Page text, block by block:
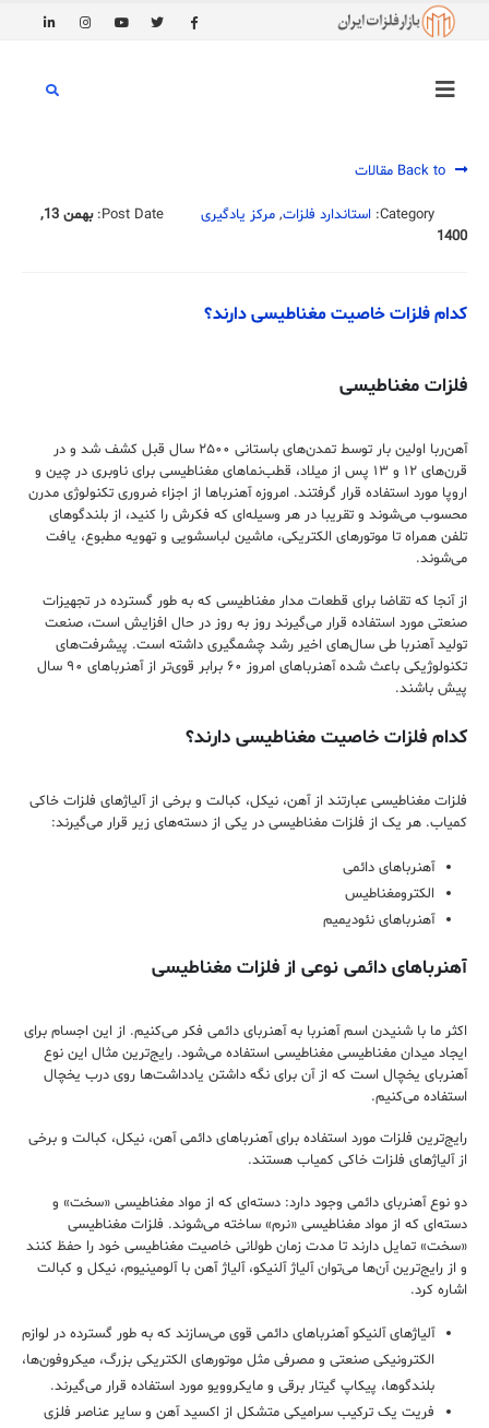
Category: استاندارد فلزات, مرکز یادگیری Post Date:
بهمن 13,
1400
کدام فلزات خاصیت مغناطیسی دارند؟
فلزات مغناطیسی
آهن‌ربا اولین بار توسط تمدن‌های باستانی ۲۵۰۰ سال قبل کشف شد و در
قرن‌های ۱۲ و ۱۳ پس از میلاد، قطب‌نماهای مغناطیسی برای ناوبری در چین و
اروپا مورد استفاده قرار گرفتند. امروزه آهنرباها از اجزاء ضروری تکنولوژی مدرن
محسوب می‌شوند و تقریبا در هر وسیله‌ای که فکرش را کنید، از بلندگوهای
تلفن همراه تا موتورهای الکتریکی، ماشین لباسشویی و تهویه مطبوع، یافت
می‌شوند.
از آنجا که تقاضا برای قطعات مدار مغناطیسی که به طور گسترده در تجهیزات
صنعتی مورد استفاده قرار می‌گیرند روز به روز در حال افزایش است، صنعت
تولید آهنربا طی سال‌های اخیر رشد چشمگیری داشته است. پیشرفت‌های
تکنولوژیکی باعث شده آهنرباهای امروز ۶۰ برابر قوی‌تر از آهنرباهای ۹۰ سال
پیش باشند.
کدام فلزات خاصیت مغناطیسی دارند؟
فلزات مغناطیسی عبارتند از آهن، نیکل، کبالت و برخی از آلیاژهای فلزات خاکی
کمیاب. هر یک از فلزات مغناطیسی در یکی از دسته‌های زیر قرار می‌گیرند:
آهنرباهای دائمی
الکترومغناطیس
آهنرباهای نئودیمیم
آهنرباهای دائمی نوعی از فلزات مغناطیسی
اکثر ما با شنیدن اسم آهنربا به آهنربای دائمی فکر می‌کنیم. از این اجسام برای
ایجاد میدان مغناطیسی مغناطیسی استفاده می‌شود. رایج‌ترین مثال این نوع
آهنربای یخچال است که از آن برای نگه داشتن یادداشت‌ها روی درب یخچال
استفاده می‌کنیم.
رایج‌ترین فلزات مورد استفاده برای آهنرباهای دائمی آهن، نیکل، کبالت و برخی
از آلیاژهای فلزات خاکی کمیاب هستند.
دو نوع آهنربای دائمی وجود دارد: دسته‌ای که از مواد مغناطیسی «سخت» و
دسته‌ای که از مواد مغناطیسی «نرم» ساخته می‌شوند. فلزات مغناطیسی
«سخت» تمایل دارند تا مدت زمان طولانی خاصیت مغناطیسی خود را حفظ کنند
و از رایج‌ترین آن‌ها می‌توان آلیاژ آلنیکو، آلیاژ آهن با آلومینیوم، نیکل و کبالت
اشاره کرد.
آلیاژهای آلنیکو آهنرباهای دائمی قوی می‌سازند که به طور گسترده در لوازم
الکترونیکی صنعتی و مصرفی مثل موتورهای الکتریکی بزرگ، میکروفون‌ها،
بلندگوها، پیکاپ گیتار برقی و مایکروویو مورد استفاده قرار می‌گیرند.
فریت یک ترکیب سرامیکی متشکل از اکسید آهن و سایر عناصر فلزی